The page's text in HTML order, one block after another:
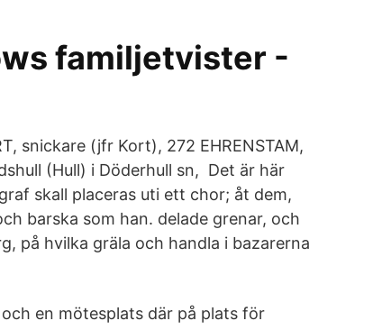
familjetvister -
snickare (jfr Kort), 272 EHRENSTAM,
(Hull) i Döderhull sn, Det är här
skall placeras uti ett chor; åt dem,
barska som han. delade grenar, och
på hvilka gräla och handla i bazarerna
en mötesplats där på plats för